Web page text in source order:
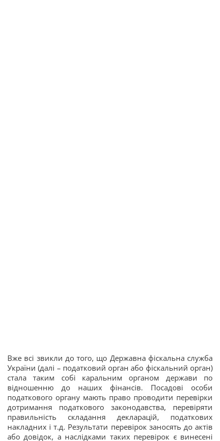
Вже всі звикли до того, що Державна фіскальна служба
України (далі – податковий орган або фіскальний орган)
стала таким собі каральним органом держави по
відношенню до наших фінансів. Посадові особи
податкового органу мають право проводити перевірки
дотримання податкового законодавства, перевіряти
правильність складання декларацій, податкових
накладних і т.д. Результати перевірок заносять до актів
або довідок, а наслідками таких перевірок є винесені